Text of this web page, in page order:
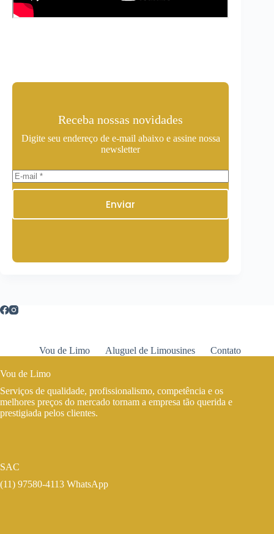
Receba nossas novidades
Digite seu endereço de e-mail abaixo e assine nossa
newsletter
Enviar
Vou de Limo Aluguel de Limousines Contato
Vou de Limo
Serviços de qualidade, profissionalismo, competência e os
melhores preços do mercado tornam a empresa tão querida e
prestigiada pelos clientes.
SAC
(11) 97580-4113 WhatsApp